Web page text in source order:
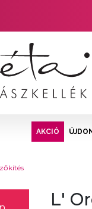
AKCIÓ
L'